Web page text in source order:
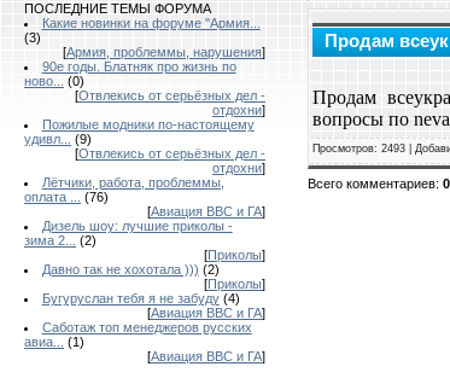
ПОСЛЕДНИЕ ТЕМЫ ФОРУМА
Какие новинки на форуме "Армия...
(3)
[Армия, проблеммы, нарушения]
90е годы. Блатняк про жизнь по
ново...
(0)
[Отвлекись от серьёзных дел -
отдохни]
Пожилые модники по-настоящему
удивл...
(9)
[Отвлекись от серьёзных дел -
отдохни]
Лётчики, работа, проблеммы,
оплата ...
(76)
[Авиация ВВС и ГА]
Дизель шоу: лучшие приколы -
зима 2...
(2)
[Приколы]
Давно так не хохотала ))) (2)
[Приколы]
Бугуруслан тебя я не забуду (4)
[Авиация ВВС и ГА]
Саботаж топ менеджеров русских
авиа...
(1)
[Авиация ВВС и ГА]
Продам
Продам
вопросы по
Просмотров: 2493
Всего комментариев: 0